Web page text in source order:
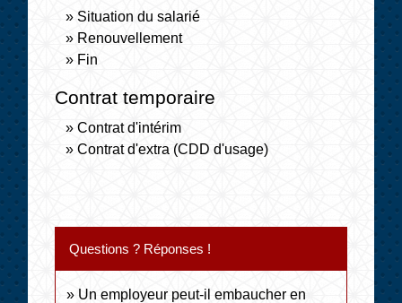
Situation du salarié
Renouvellement
Fin
Contrat temporaire
Contrat d'intérim
Contrat d'extra (CDD d'usage)
Questions ? Réponses !
Un employeur peut-il embaucher en